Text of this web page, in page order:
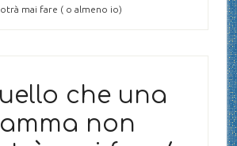
mai fare ( o almeno io)
che una
non